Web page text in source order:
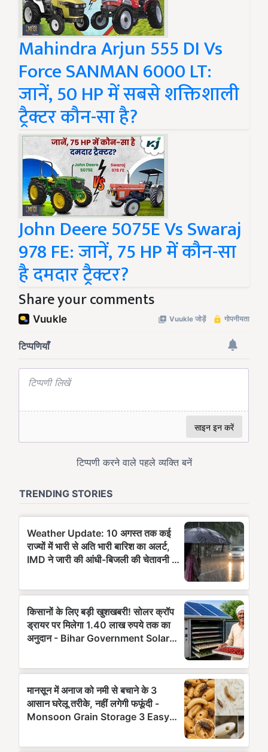
Mahindra Arjun 555 DI Vs
Force SANMAN 6000 LT:
जानें, 50 HP में सबसे शक्तिशाली
ट्रैक्टर कौन-सा है?
John Deere 5075E Vs Swaraj
978 FE: जानें, 75 HP में कौन-सा
है दमदार ट्रैक्टर?
Share your comments